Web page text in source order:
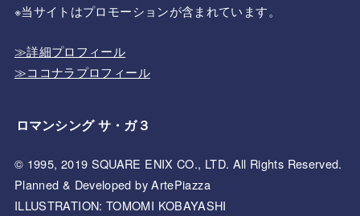
※当サイトはプロモーションが含まれています。
≫詳細プロフィール
≫ココナラプロフィール
ロマンシング サ・ガ３
© 1995, 2019 SQUARE ENIX CO., LTD. All Rights Reserved.
Planned & Developed by ArtePiazza
ILLUSTRATION: TOMOMI KOBAYASHI